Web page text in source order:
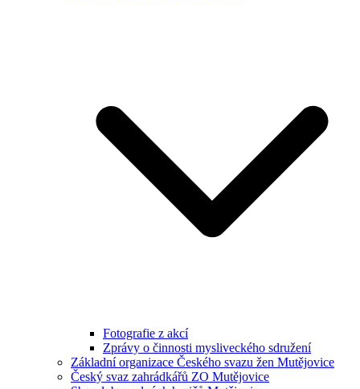
Fotografie z akcí
Zprávy o činnosti mysliveckého sdružení
Základní organizace Českého svazu žen Mutějovice
Český svaz zahrádkářů ZO Mutějovice